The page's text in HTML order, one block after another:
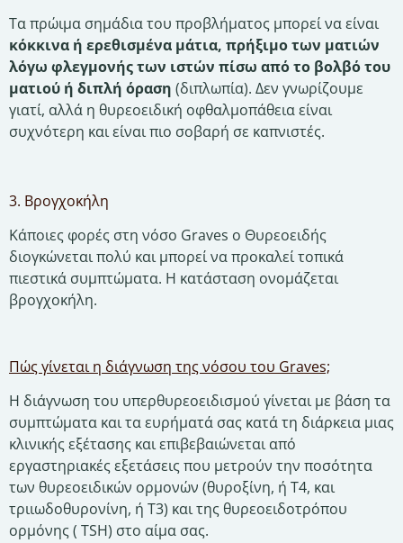
Τα πρώιμα σημάδια του προβλήματος μπορεί να είναι
κόκκινα ή ερεθισμένα μάτια, πρήξιμο των ματιών
λόγω φλεγμονής των ιστών πίσω από το βολβό του
ματιού ή διπλή όραση (διπλωπία). Δεν γνωρίζουμε
γιατί, αλλά η θυρεοειδική οφθαλμοπάθεια είναι
συχνότερη και είναι πιο σοβαρή σε καπνιστές.
3. Βρογχοκήλη
Κάποιες φορές στη νόσο Graves ο Θυρεοειδής
διογκώνεται πολύ και μπορεί να προκαλεί τοπικά
πιεστικά συμπτώματα. Η κατάσταση ονομάζεται
βρογχοκήλη.
Πώς γίνεται η διάγνωση της νόσου του Graves;
Η διάγνωση του υπερθυρεοειδισμού γίνεται με βάση τα
συμπτώματα και τα ευρήματά σας κατά τη διάρκεια μιας
κλινικής εξέτασης και επιβεβαιώνεται από
εργαστηριακές εξετάσεις που μετρούν την ποσότητα
των θυρεοειδικών ορμονών (θυροξίνη, ή Τ4, και
τριιωδοθυρονίνη, ή Τ3) και της θυρεοειδοτρόπου
ορμόνης ( TSH) στο αίμα σας.